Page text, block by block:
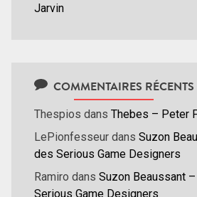
Jarvin
COMMENTAIRES RÉCENTS
Thespios dans Thebes – Peter
LePionfesseur dans Suzon
des Serious Game Designers
Ramiro dans Suzon Beaussant
Serious Game Designers